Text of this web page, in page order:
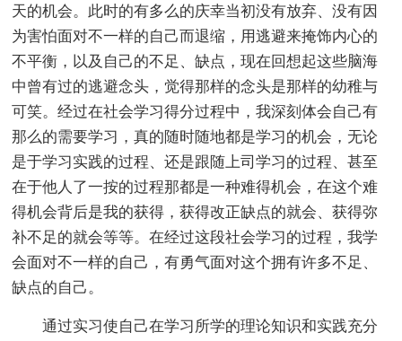
天的机会。此时的有多么的庆幸当初没有放弃、没有因
为害怕面对不一样的自己而退缩，用逃避来掩饰内心的
不平衡，以及自己的不足、缺点，现在回想起这些脑海
中曾有过的逃避念头，觉得那样的念头是那样的幼稚与
可笑。经过在社会学习得分过程中，我深刻体会自己有
那么的需要学习，真的随时随地都是学习的机会，无论
是于学习实践的过程、还是跟随上司学习的过程、甚至
在于他人了一按的过程那都是一种难得机会，在这个难
得机会背后是我的获得，获得改正缺点的就会、获得弥
补不足的就会等等。在经过这段社会学习的过程，我学
会面对不一样的自己，有勇气面对这个拥有许多不足、
缺点的自己。
通过实习使自己在学习所学的理论知识和实践充分